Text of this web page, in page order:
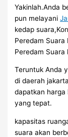
Yakinlah.Anda
pun melayani
kedap
Peredam Suara
Peredam Suara
Teruntuk Anda
di daerah
dapatkan harga
yang tepat.
kapasitas
suara akan